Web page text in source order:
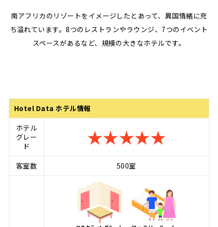
南アフリカのリゾートをイメージしたとあって、異国情緒に充
ち溢れています。8つのレストランやラウンジ、7つのイベント
スペースがあるなど、規模の大きなホテルです。
Hotel Data ホテル情報
ホテル
グレー
ド
★★★★★
客室数 500室